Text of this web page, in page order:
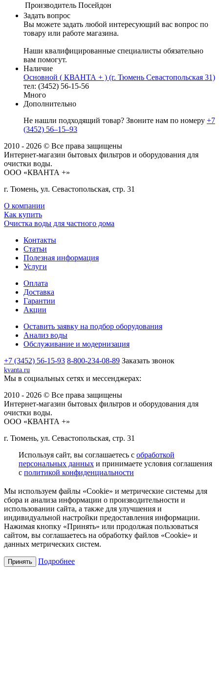
Производитель Посейдон
Задать вопрос
Вы можете задать любой интересующий вас вопрос по
товару или работе магазина.
Наши квалифицированные специалисты обязательно
вам помогут.
Наличие
Основной ( КВАНТА + ) (г. Тюмень Севастопольская 31)
тел: (3452) 56-15-56
Много
Дополнительно
Не нашли подходящий товар? Звоните нам по номеру +7
(3452) 56‒15‒93
2010 - 2026 © Все права защищены
Интернет-магазин бытовых фильтров и оборудования для
очистки воды.
ООО «КВАНТА +»
г. Тюмень, ул. Севастопольская, стр. 31
О компании
Как купить
Очистка воды для частного дома
Контакты
Статьи
Полезная информация
Услуги
Оплата
Доставка
Гарантии
Акции
Оставить заявку на подбор оборудования
Анализ воды
Обслуживание и модернизация
+7 (3452) 56-15-93 8-800-234-08-89 Заказать звонок
kvanta.ru
Мы в социальных сетях и мессенджерах:
2010 - 2026 © Все права защищены
Интернет-магазин бытовых фильтров и оборудования для
очистки воды.
ООО «КВАНТА +»
г. Тюмень, ул. Севастопольская, стр. 31
Используя сайт, вы соглашаетесь с обработкой
персональных данных и принимаете условия соглашения
с политикой конфиденциальности
Мы используем файлы «Cookie» и метрические системы для
сбора и анализа информации о производительности и
использовании сайта, а также для улучшения и
индивидуальной настройки предоставления информации.
Нажимая кнопку «Принять» или продолжая пользоваться
сайтом, вы соглашаетесь на обработку файлов «Cookie» и
данных метрических систем.
Принять Подробнее